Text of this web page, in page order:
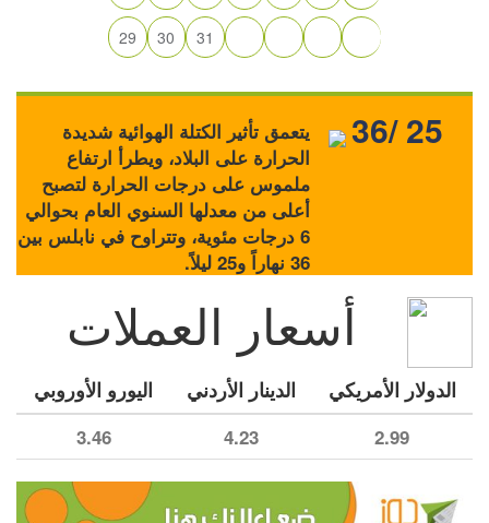
29 30 31
يتعمق تأثير الكتلة الهوائية شديدة
الحرارة على البلاد، ويطرأ ارتفاع
ملموس على درجات الحرارة لتصبح
أعلى من معدلها السنوي العام بحوالي
6 درجات مئوية، وتتراوح في نابلس بين
36 نهاراً و25 ليلاً.
36/ 25
أسعار العملات
الدولار الأمريكي الدينار الأردني اليورو الأوروبي
2.99
4.23
3.46